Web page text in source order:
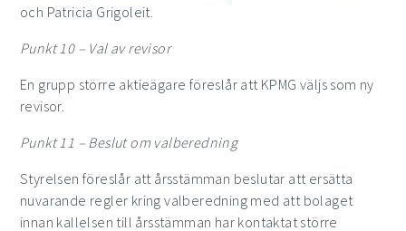
och Patricia Grigoleit.
Punkt10– Val av revisor
En grupp större aktieägare föreslår att KPMG väljs som ny
revisor.
Punkt11 – Beslut om valberedning
Styrelsen föreslår att årsstämman beslutar att ersätta
nuvarande regler kring valberedning med att bolaget
innan kallelsen till årsstämman har kontaktat större